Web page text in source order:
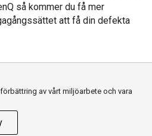
så kommer du få mer
att få din defekta
av vårt miljöarbete och vara